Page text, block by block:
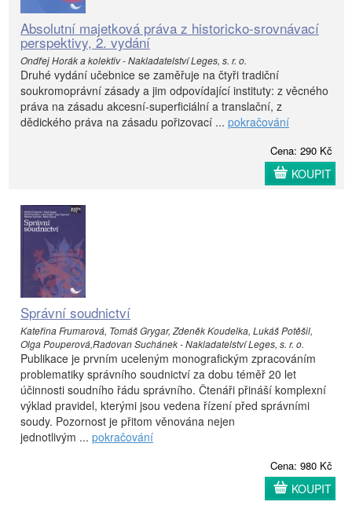
Absolutní majetková práva z historicko-srovnávací
perspektivy, 2. vydání
Ondřej Horák a kolektiv - Nakladatelství Leges, s. r. o.
Druhé vydání učebnice se zaměřuje na čtyři tradiční
soukromoprávní zásady a jim odpovídající instituty: z věcného
práva na zásadu akcesní-superficiální a translační, z
dědického práva na zásadu pořizovací ... pokračování
Cena: 290 Kč
KOUPIT
Správní soudnictví
Kateřina Frumarová, Tomáš Grygar, Zdeněk Koudelka, Lukáš Potěšil,
Olga Pouperová,Radovan Suchánek - Nakladatelství Leges, s. r. o.
Publikace je prvním uceleným monografickým zpracováním
problematiky správního soudnictví za dobu téměř 20 let
účinnosti soudního řádu správního. Čtenáři přináší komplexní
výklad pravidel, kterými jsou vedena řízení před správními
soudy. Pozornost je přitom věnována nejen
jednotlivým ... pokračování
Cena: 980 Kč
KOUPIT